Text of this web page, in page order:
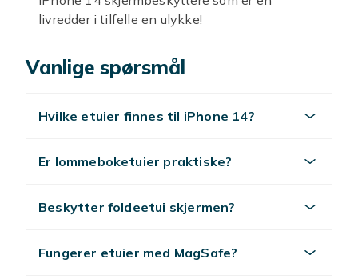
livredder i tilfelle en ulykke!
Vanlige spørsmål
Hvilke etuier finnes til iPhone 14?
Er lommeboketuier praktiske?
Beskytter foldeetui skjermen?
Fungerer etuier med MagSafe?